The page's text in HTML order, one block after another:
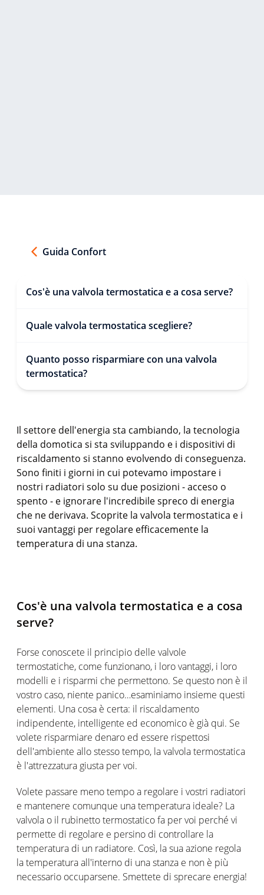
Guida Confort
Cos'è una valvola termostatica e a cosa serve?
Quale valvola termostatica scegliere?
Quanto posso risparmiare con una valvola
termostatica?
Il settore dell'energia sta cambiando, la tecnologia
della domotica si sta sviluppando e i dispositivi di
riscaldamento si stanno evolvendo di conseguenza.
Sono finiti i giorni in cui potevamo impostare i
nostri radiatori solo su due posizioni - acceso o
spento - e ignorare l'incredibile spreco di energia
che ne derivava. Scoprite la valvola termostatica e i
suoi vantaggi per regolare efficacemente la
temperatura di una stanza.
Cos'è una valvola termostatica e a cosa
serve?
Forse conoscete il principio delle valvole
termostatiche, come funzionano, i loro vantaggi, i loro
modelli e i risparmi che permettono. Se questo non è il
vostro caso, niente panico…esaminiamo insieme questi
elementi. Una cosa è certa: il riscaldamento
indipendente, intelligente ed economico è già qui. Se
volete risparmiare denaro ed essere rispettosi
dell'ambiente allo stesso tempo, la valvola termostatica
è l'attrezzatura giusta per voi.
Volete passare meno tempo a regolare i vostri radiatori
e mantenere comunque una temperatura ideale? La
valvola o il rubinetto termostatico fa per voi perché vi
permette di regolare e persino di controllare la
temperatura di un radiatore. Così, la sua azione regola
la temperatura all'interno di una stanza e non è più
necessario occuparsene. Smettete di sprecare energia!